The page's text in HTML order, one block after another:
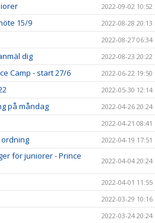
2022-09-02 10:52
15/9 2022-08-28 20:13
2022-08-27 06:34
dig 2022-08-23 20:22
Camp - start 27/6 2022-06-22 19:50
2022-05-30 12:14
på måndag 2022-04-26 20:24
2022-04-21 08:41
2022-04-19 17:51
för juniorer - Prince
2022-04-04 20:24
2022-04-01 11:55
2022-03-29 10:16
2022-03-24 20:24